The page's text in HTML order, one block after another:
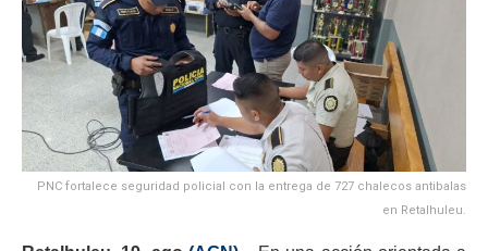
PNC fortalece seguridad policial con la entrega de 727 chalecos antibalas
en Retalhuleu.